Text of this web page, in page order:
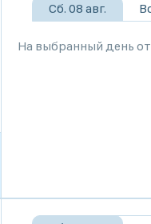
Сб. 08 авг.
На выбранный день